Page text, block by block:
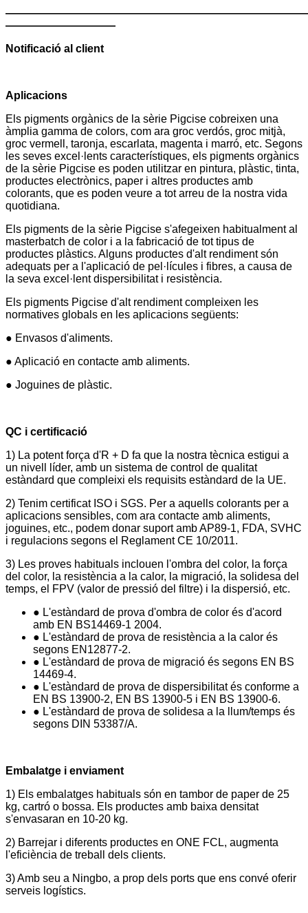
——————————
Notificació al client
Aplicacions
Els pigments orgànics de la sèrie Pigcise cobreixen una
àmplia gamma de colors, com ara groc verdós, groc mitjà,
groc vermell, taronja, escarlata, magenta i marró, etc. Segons
les seves excel·lents característiques, els pigments orgànics
de la sèrie Pigcise es poden utilitzar en pintura, plàstic, tinta,
productes electrònics, paper i altres productes amb
colorants, que es poden veure a tot arreu de la nostra vida
quotidiana.
Els pigments de la sèrie Pigcise s'afegeixen habitualment al
masterbatch de color i a la fabricació de tot tipus de
productes plàstics. Alguns productes d'alt rendiment són
adequats per a l'aplicació de pel·lícules i fibres, a causa de
la seva excel·lent dispersibilitat i resistència.
Els pigments Pigcise d'alt rendiment compleixen les
normatives globals en les aplicacions següents:
● Envasos d'aliments.
● Aplicació en contacte amb aliments.
● Joguines de plàstic.
QC i certificació
1) La potent força d'R + D fa que la nostra tècnica estigui a
un nivell líder, amb un sistema de control de qualitat
estàndard que compleixi els requisits estàndard de la UE.
2) Tenim certificat ISO i SGS. Per a aquells colorants per a
aplicacions sensibles, com ara contacte amb aliments,
joguines, etc., podem donar suport amb AP89-1, FDA, SVHC
i regulacions segons el Reglament CE 10/2011.
3) Les proves habituals inclouen l'ombra del color, la força
del color, la resistència a la calor, la migració, la solidesa del
temps, el FPV (valor de pressió del filtre) i la dispersió, etc.
● L'estàndard de prova d'ombra de color és d'acord
amb EN BS14469-1 2004.
● L'estàndard de prova de resistència a la calor és
segons EN12877-2.
● L'estàndard de prova de migració és segons EN BS
14469-4.
● L'estàndard de prova de dispersibilitat és conforme a
EN BS 13900-2, EN BS 13900-5 i EN BS 13900-6.
● L'estàndard de prova de solidesa a la llum/temps és
segons DIN 53387/A.
Embalatge i enviament
1) Els embalatges habituals són en tambor de paper de 25
kg, cartró o bossa. Els productes amb baixa densitat
s'envasaran en 10-20 kg.
2) Barrejar i diferents productes en ONE FCL, augmenta
l'eficiència de treball dels clients.
3) Amb seu a Ningbo, a prop dels ports que ens convé oferir
serveis logístics.